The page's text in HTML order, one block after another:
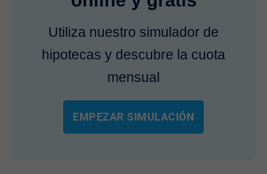
Utiliza nuestro simulador de
hipotecas y descubre la cuota
mensual
EMPEZAR SIMULACIÓN